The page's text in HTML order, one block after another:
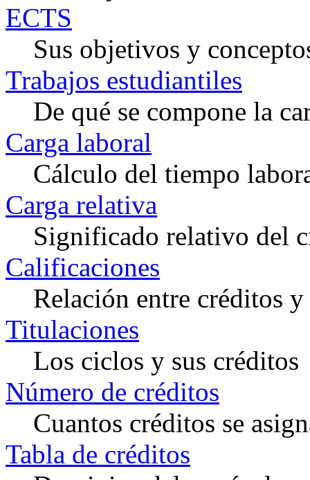
ECTS
Sus objetivos y
Trabajos estudiantiles
De qué se compone la
Carga laboral
Cálculo del tiempo
Carga relativa
Significado relativo del
Calificaciones
Relación entre créditos y
Titulaciones
Los ciclos y sus créditos
Número de créditos
Cuantos créditos se
Tabla de créditos